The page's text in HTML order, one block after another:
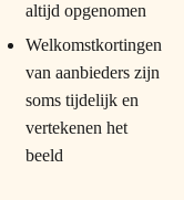
altijd opgenomen
Welkomstkortingen
van aanbieders zijn
soms tijdelijk en
vertekenen het
beeld